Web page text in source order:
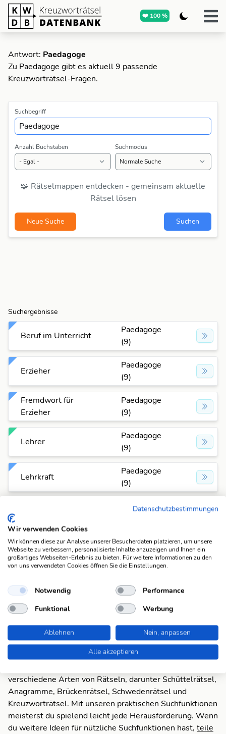
❤️ 100 %
Antwort: Paedagoge
Zu Paedagoge gibt es aktuell 9 passende
Kreuzworträtsel-Fragen.
Suchbegriff
Anzahl Buchstaben Suchmodus
🧩 Rätselmappen entdecken - gemeinsam aktuelle
Rätsel lösen
Neue Suche Suchen
Suchergebnisse
Beruf im Unterricht
Paedagoge
(9)
Erzieher
Paedagoge
(9)
Fremdwort für
Erzieher
Paedagoge
(9)
Lehrer
Paedagoge
(9)
Lehrkraft
Paedagoge
(9)
Paedagoge
Meister
Paedagoge
(9)
Schulmann
(9)
Paedagoge
(9)
verschiedene Arten von Rätseln, darunter Schüttelrätsel,
Anagramme, Brückenrätsel, Schwedenrätsel und
Kreuzworträtsel. Mit unseren praktischen Suchfunktionen
meisterst du spielend leicht jede Herausforderung. Wenn
du weitere Ideen für nützliche Suchfunktionen hast, teile
Datenschutzbestimmungen
Wir verwenden Cookies
Wir können diese zur Analyse unserer Besucherdaten platzieren, um unsere
Webseite zu verbessern, personalisierte Inhalte anzuzeigen und Ihnen ein
großartiges Webseiten-Erlebnis zu bieten. Für weitere Informationen zu den
von uns verwendeten Cookies öffnen Sie die Einstellungen.
Notwendig
Performance
Funktional
Werbung
Ablehnen
Nein, anpassen
Alle akzeptieren